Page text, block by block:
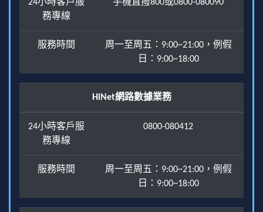
24小時客戶服
務專線
手機直撥800或0800-080090
服務時間
周一至周五：9:00~21:00，例假
日：9:00~18:00
HiNet網路數據業務
24小時客戶服
務專線
0800-080412
服務時間
周一至周五：9:00~21:00，例假
日：9:00~18:00